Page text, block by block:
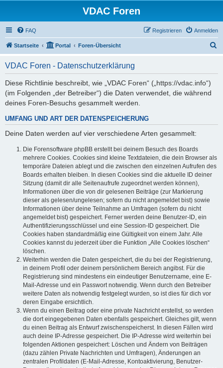
VDAC Foren
FAQ Anmelden
Registrieren
Startseite Portal Foren-Übersicht
VDAC Foren - Datenschutzerklärung
Diese Richtlinie beschreibt, wie „VDAC Foren“ („https://vdac.info“)
(im Folgenden „der Betreiber“) die Daten verwendet, die während
deines Foren-Besuchs gesammelt werden.
UMFANG UND ART DER DATENSPEICHERUNG
Deine Daten werden auf vier verschiedene Arten gesammelt:
Die Forensoftware phpBB erstellt bei deinem Besuch des Boards
mehrere Cookies. Cookies sind kleine Textdateien, die dein Browser als
temporäre Dateien ablegt und die zwischen den einzelnen Aufrufen des
Boards erhalten bleiben. In diesen Cookies sind die aktuelle ID deiner
Sitzung (damit dir alle Seitenaufrufe zugeordnet werden können),
Informationen über die von dir gelesenen Beiträge (zur Markierung
dieser als gelesen/ungelesen; sofern du nicht angemeldet bist) sowie
Informationen über deine Teilnahme an Umfragen (sofern du nicht
angemeldet bist) gespeichert. Ferner werden deine Benutzer-ID, ein
Authentifizierungsschlüssel und eine Session-ID gespeichert. Die
Cookies haben standardmäßig eine Gültigkeit von einem Jahr. Alle
Cookies kannst du jederzeit über die Funktion „Alle Cookies löschen“
löschen.
Weiterhin werden die Daten gespeichert, die du bei der Registrierung,
in deinem Profil oder deinem persönlichem Bereich angibst. Für die
Registrierung sind mindestens ein eindeutiger Benutzername, eine E-
Mail-Adresse und ein Passwort notwendig. Wenn durch den Betreiber
weitere Daten als notwendig festgelegt wurden, so ist dies für dich vor
deren Eingabe ersichtlich.
Wenn du einen Beitrag oder eine private Nachricht erstellst, so werden
die dort eingegebenen Daten ebenfalls gespeichert. Gleiches gilt, wenn
du einen Beitrag als Entwurf zwischenspeicherst. In diesen Fällen wird
auch deine IP-Adresse gespeichert. Die IP-Adresse wird weiterhin bei
folgenden Aktionen gespeichert: Löschen und Ändern von Beiträgen
(dazu zählen Private Nachrichten und Umfragen), Änderungen an
zentralen Profildaten (E-Mail-Adresse, Kontoaktivierung, Benutzer-